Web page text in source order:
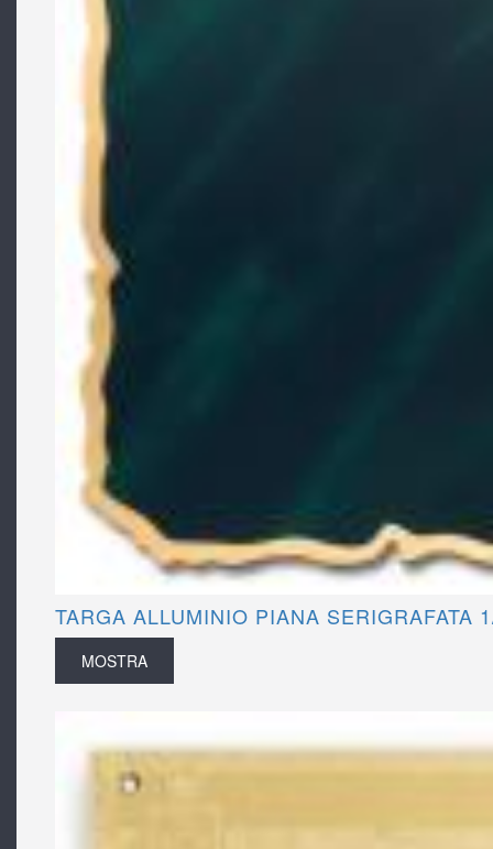
TARGA ALLUMINIO PIANA SERIGRAFATA
MOSTRA